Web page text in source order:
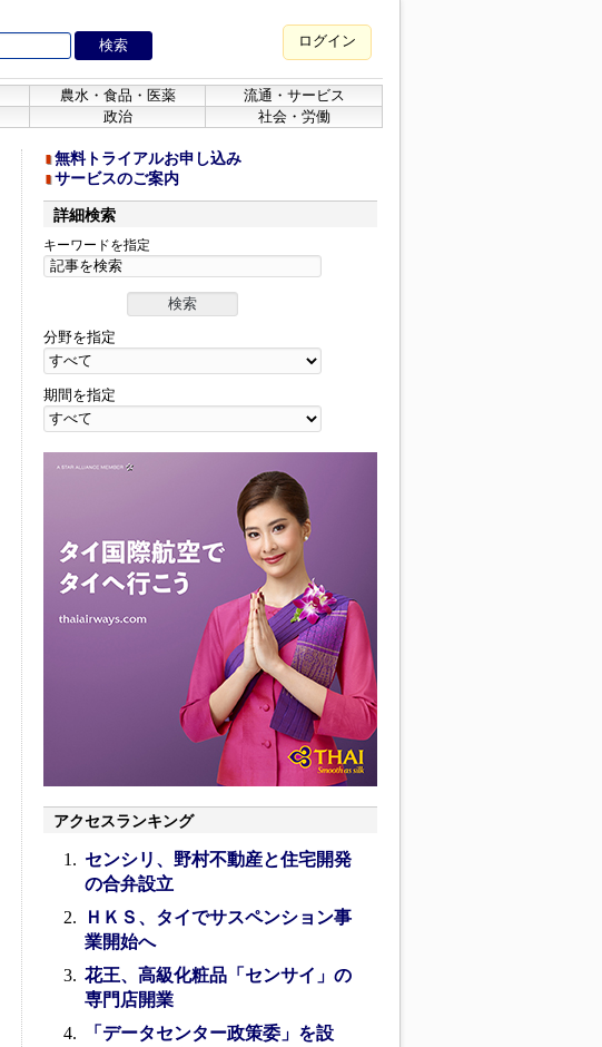
ログイン
農水・食品・医薬
流通・サービス
政治 社会・労働
無料トライアルお申し込み
サービスのご案内
詳細検索
キーワードを指定
分野を指定
期間を指定
アクセスランキング
センシリ、野村不動産と住宅開発
の合弁設立
ＨＫＳ、タイでサスペンション事
業開始へ
花王、高級化粧品「センサイ」の
専門店開業
「データセンター政策委」を設